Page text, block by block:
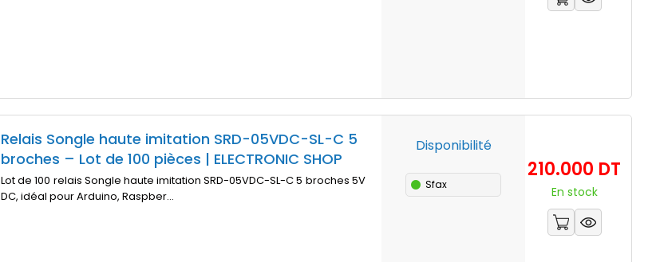
Relais Songle haute imitation SRD-05VDC-SL-C 5
broches – Lot de 100 pièces | ELECTRONIC SHOP
Lot de 100 relais Songle haute imitation SRD-05VDC-SL-C 5 broches 5V
DC, idéal pour Arduino, Raspber...
Disponibilité
Sfax
210.000 DT
En stock